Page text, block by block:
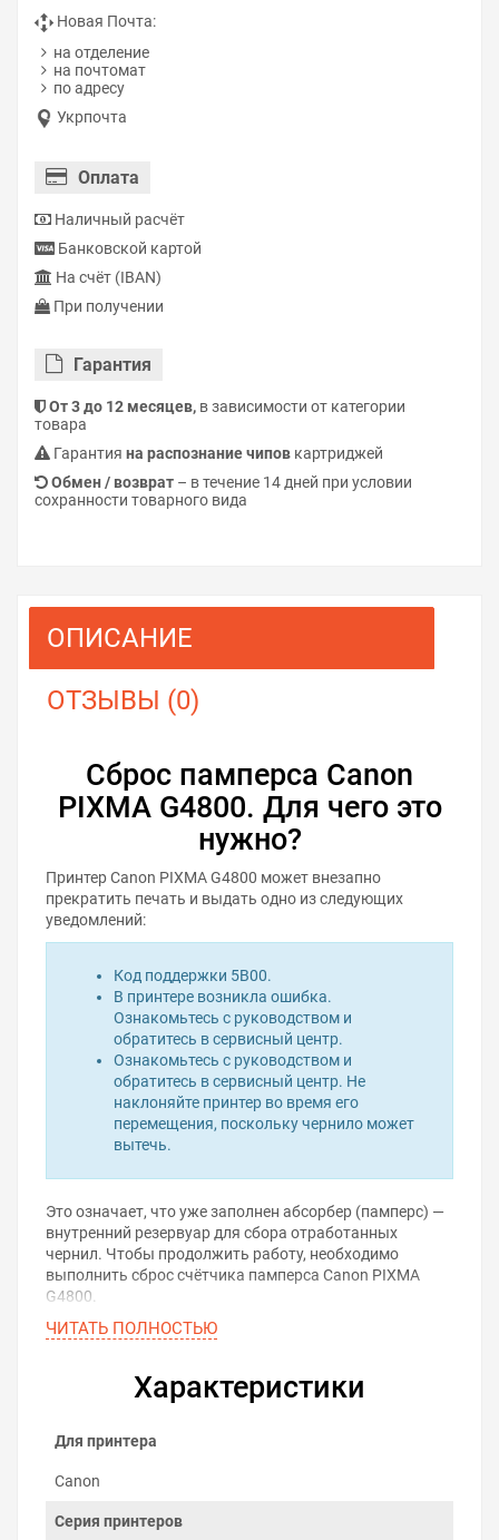
Новая Почта:
на отделение
на почтомат
по адресу
Укрпочта
Оплата
Наличный расчёт
Банковской картой
На счёт (IBAN)
При получении
Гарантия
От 3 до 12 месяцев, в зависимости от категории
товара
Гарантия на распознание чипов картриджей
Обмен / возврат – в течение 14 дней при условии
сохранности товарного вида
ОПИСАНИЕ
ОТЗЫВЫ (0)
Сброс памперса Canon
PIXMA G4800. Для чего это
нужно?
Принтер Canon PIXMA G4800 может внезапно
прекратить печать и выдать одно из следующих
уведомлений:
Код поддержки 5B00.
В принтере возникла ошибка.
Ознакомьтесь с руководством и
обратитесь в сервисный центр.
Ознакомьтесь с руководством и
обратитесь в сервисный центр. Не
наклоняйте принтер во время его
перемещения, поскольку чернило может
вытечь.
Это означает, что уже заполнен абсорбер (памперс) —
внутренний резервуар для сбора отработанных
чернил. Чтобы продолжить работу, необходимо
выполнить сброс счётчика памперса Canon PIXMA
G4800.
Проблема решается с помощью программы для сброса
рабочее состояние — без вскрытия корпуса и визита в
Скачать программу для
ЧИТАТЬ ПОЛНОСТЬЮ
Характеристики
Для принтера
Canon
Серия принтеров